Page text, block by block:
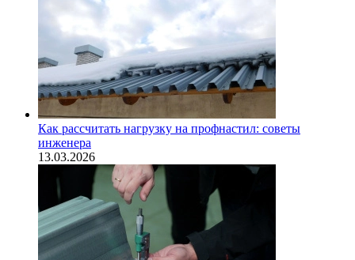
Как рассчитать нагрузку на профнастил: советы
инженера
13.03.2026